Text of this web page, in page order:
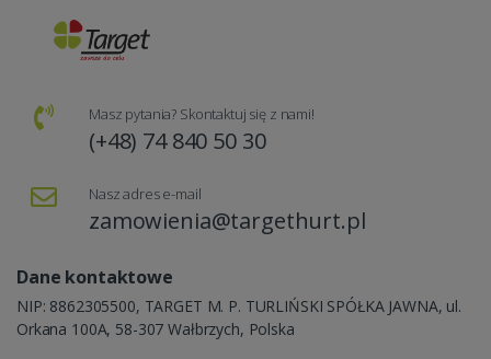
Masz pytania? Skontaktuj się z nami!
(+48) 74 840 50 30
Nasz adres e-mail
zamowienia@targethurt.pl
Dane kontaktowe
NIP: 8862305500, TARGET M. P. TURLIŃSKI SPÓŁKA JAWNA, ul.
Orkana 100A, 58-307 Wałbrzych, Polska